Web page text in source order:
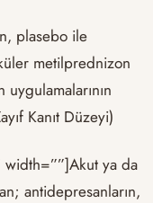
plasebo ile
metilprednizon
Kanıt Düzeyi)
width=””]Akut ya da
antidepresanların,